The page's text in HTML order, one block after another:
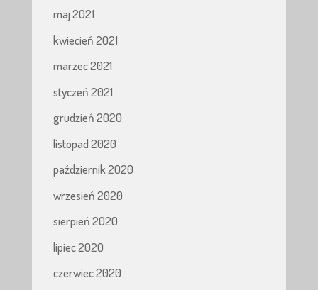
maj 2021
kwiecień 2021
marzec 2021
styczeń 2021
grudzień 2020
listopad 2020
październik 2020
wrzesień 2020
sierpień 2020
lipiec 2020
czerwiec 2020